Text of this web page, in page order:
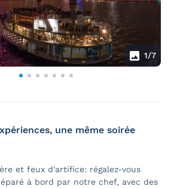
1/7
une même soirée
et feux d'artifice: régalez-vous
à bord par notre chef, avec des